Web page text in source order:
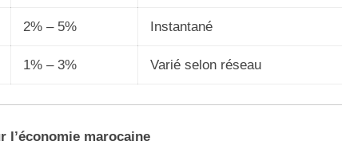
2% – 5% Instantané
1% – 3% Varié selon réseau
l’économie marocaine